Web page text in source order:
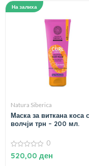
На залиха
Natura Siberica
Маска за виткана коса
волчји трн – 200 мл.
0
од
0
520,00 ден